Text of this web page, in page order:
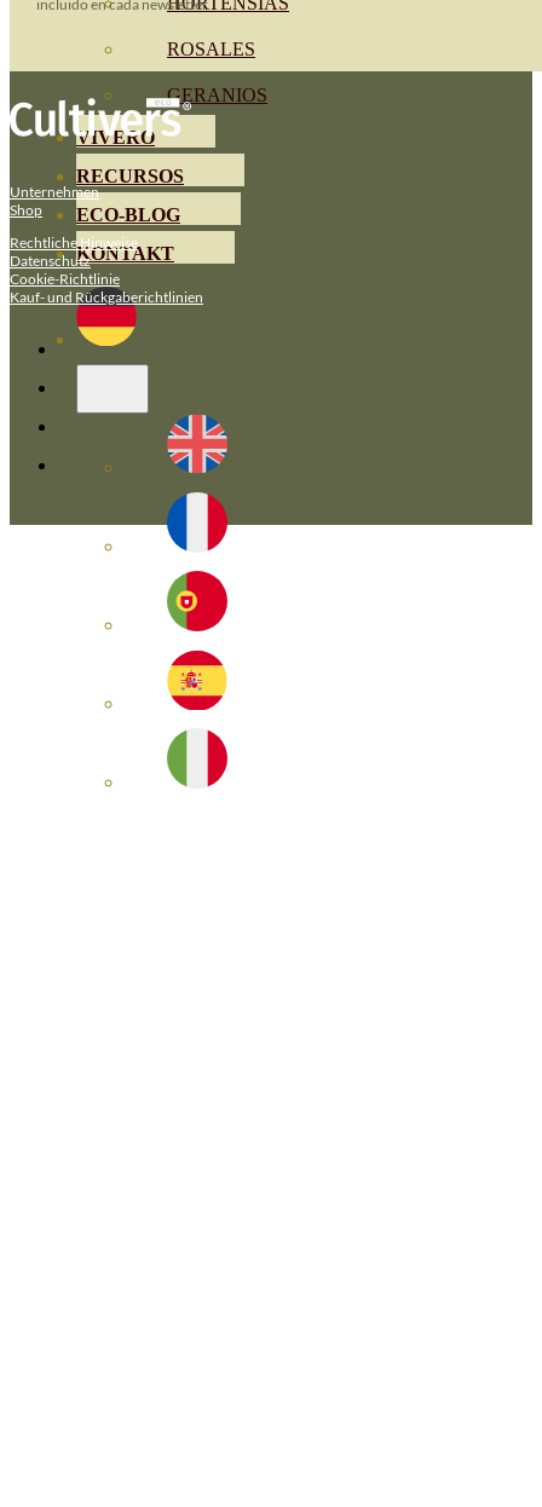
ROSALES
GERANIOS
VIVERO
RECURSOS
ECO-BLOG
KONTAKT
incluido en cada newsletter.
Unternehmen
Shop
Rechtliche Hinweise
Datenschutz
Cookie-Richtlinie
Kauf- und Rückgaberichtlinien